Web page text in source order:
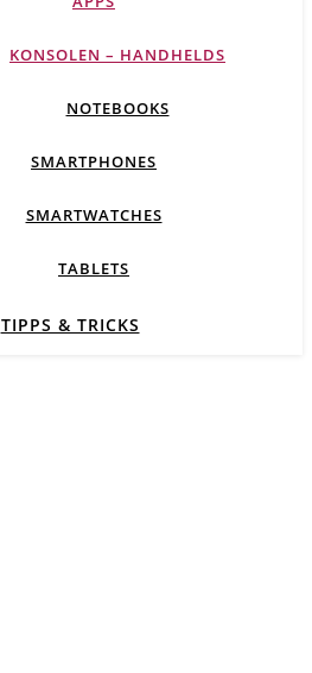
KONSOLEN – HANDHELDS
NOTEBOOKS
SMARTPHONES
SMARTWATCHES
TABLETS
TIPPS & TRICKS